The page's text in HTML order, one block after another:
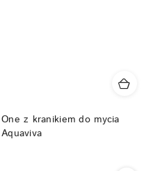
z kranikiem do mycia